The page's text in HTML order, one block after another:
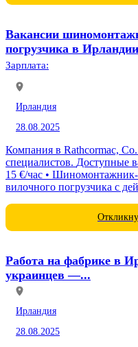
Вакансии
погрузчика в Ирландии
Зарплата:
Ирландия
28.08.2025
Компания в Rathcormac,
специалистов. Доступные вакансии: • Шиномонтажник — от
15 €/час • Шиномонтажник-механик — от 16 €/час • Водитель
вилочного погрузчика с
Работа на фабрике в
украинцев —...
Ирландия
28.08.2025